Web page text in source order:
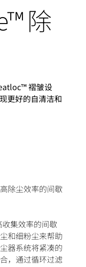
除
褶皱设
更好的自清洁和
除尘效率的间歇
集效率的间歇
和细粉尘来帮助
器系统将紧凑的
，通过循环过滤